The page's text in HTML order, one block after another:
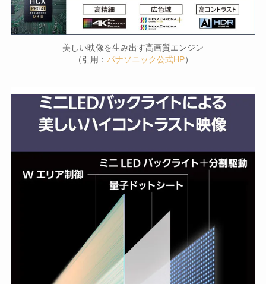
美しい映像を生み出す高画質エンジン
（引用： パナソニック公式HP）